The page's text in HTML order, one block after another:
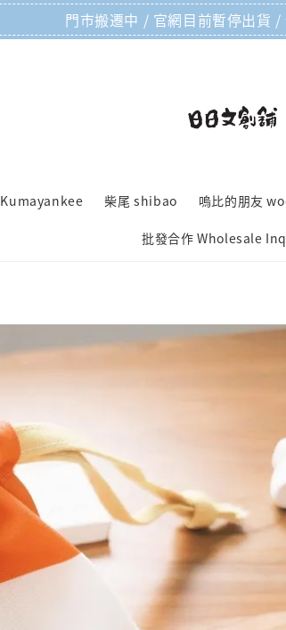
門市搬遷中 / 官網目前暫停出貨
Kumayankee 柴尾 shibao 嗚比的朋友
批發合作 Wholesale